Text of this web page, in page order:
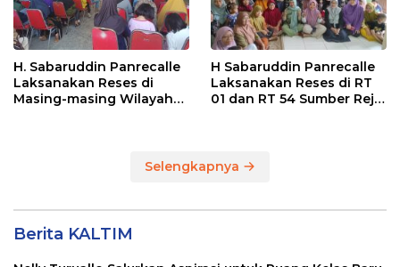
H. Sabaruddin Panrecalle
Laksanakan Reses di
Masing-masing Wilayah
H Sabaruddin Panrecalle
Laksanakan Reses di RT
01 dan RT 54 Sumber Rejo
Selengkapnya
Berita KALTIM